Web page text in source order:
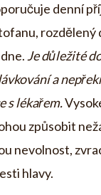
denní
rozdělený
Je důležité
a
s lékařem.
způsobit
nevolnost,
hlavy.